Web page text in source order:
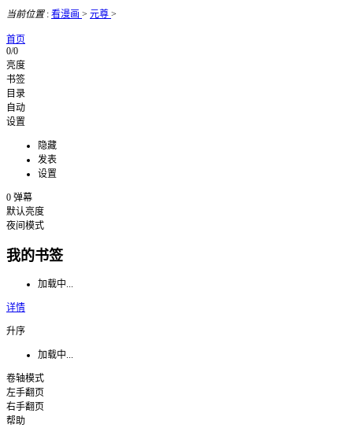
当前位置: 看漫画 > 元尊 >
首页
0/0
亮度
书签
目录
自动
设置
隐藏
发表
设置
0 弹幕
默认亮度
夜间模式
我的书签
加载中...
详情
升序
加载中...
卷轴模式
左手翻页
右手翻页
帮助